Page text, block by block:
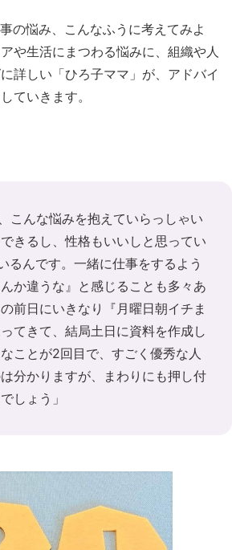
の悩み、こんなふうに考えてみよ
や生活にまつわる悩みに、組織や人
詳しい「ひろ子ママ」が、アドバイ
ていきます。
こんな悩みを抱えていらっしゃい
きるし、性格もいいしと思ってい
るんです。一緒に仕事をするよう
か違うな』と感じることも多々あ
前日にいきなり『月曜日朝イチま
てきて、結局土日に資料を作成し
ことが2回目で、すごく優秀な人
分かりますが、まわりにも押し付
しょう」